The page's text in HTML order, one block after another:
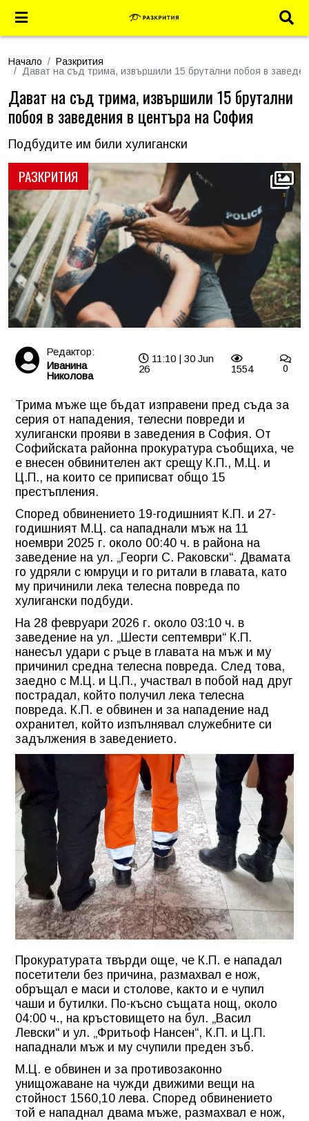
Начало
Разкрития
Дават на съд трима, извършили 15 брутални побоя в
РАЗКРИТИЯ
Дават на съд трима, извършили 15 брутални
побоя в заведения в центъра на София
Подбудите им били хулигански
Редактор:
Иванина
Николова
11:10 | 30 Jun
26
1554 0
Трима мъже ще бъдат изправени пред съда за
серия от нападения, телесни повреди и
хулигански прояви в заведения в София. От
Софийската районна прокуратура съобщиха, че
е внесен обвинителен акт срещу К.П., М.Ц. и
Ц.П., на които се приписват общо 15
престъпления.
Според обвинението 19-годишният К.П. и 27-
годишният М.Ц. са нападнали мъж на 11
ноември 2025 г. около 00:40 ч. в района на
заведение на ул. „Георги С. Раковски“. Двамата
го удряли с юмруци и го ритали в главата, като
му причинили лека телесна повреда по
хулигански подбуди.
На 28 февруари 2026 г. около 03:10 ч. в
заведение на ул. „Шести септември“ К.П.
нанесъл удари с ръце в главата на мъж и му
причинил средна телесна повреда. След това,
заедно с М.Ц. и Ц.П., участвал в побой над друг
пострадал, който получил лека телесна
повреда. К.П. е обвинен и за нападение над
охранител, който изпълнявал служебните си
задължения в заведението.
Прокуратурата твърди още, че К.П. е нападал
посетители без причина, размахвал е нож,
обръщал е маси и столове, както и е чупил
чаши и бутилки. По-късно същата нощ, около
04:00 ч., на кръстовището на бул. „Васил
Левски“ и ул. „Фритьоф Нансен“, К.П. и Ц.П.
нападнали мъж и му счупили преден зъб.
М.Ц. е обвинен и за противозаконно
унищожаване на чужди движими вещи на
стойност 1560,10 лева. Според обвинението
той е нападнал двама мъже, размахвал е нож,